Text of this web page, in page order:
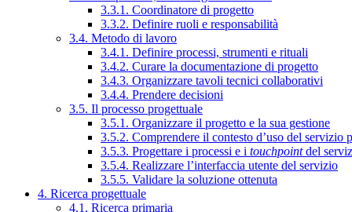
3.3.1. Coordinatore di progetto
3.3.2. Definire ruoli e responsabilità
3.4. Metodo di lavoro
3.4.1. Definire processi, strumenti e rituali
3.4.2. Curare la documentazione di progetto
3.4.3. Organizzare tavoli tecnici collaborativi
3.4.4. Prendere decisioni
3.5. Il processo progettuale
3.5.1. Organizzare il progetto e la sua gestione
3.5.2. Comprendere il contesto d’uso del servizio
3.5.3. Progettare i processi e i touchpointdel
3.5.4. Realizzare l’interfaccia utente del servizio
3.5.5. Validare la soluzione ottenuta
4. Ricerca progettuale
4.1. Ricerca primaria